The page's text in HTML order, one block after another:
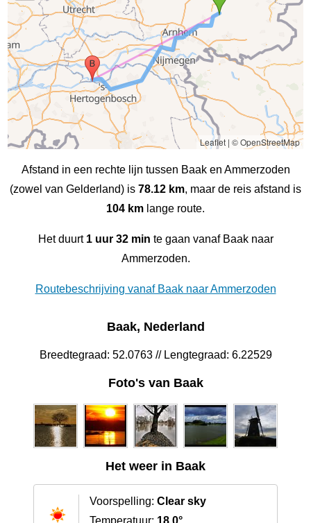
Leaflet| © OpenStreetMap
Afstand in een rechte lijn tussen Baak en Ammerzoden
(zowel van Gelderland) is 78.12 km, maar de reis afstand is
104 km lange route.
Het duurt 1 uur 32 min te gaan vanaf Baak naar
Ammerzoden.
Routebeschrijving vanaf Baak naar Ammerzoden
Baak, Nederland
Breedtegraad: 52.0763 // Lengtegraad: 6.22529
Foto's van Baak
Het weer in Baak
Voorspelling: Clear sky